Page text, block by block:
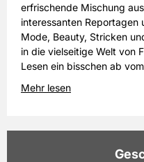
erfrischende Mischung
interessanten Reportagen
Mode, Beauty, Stricken
in die vielseitige Welt von
Lesen ein bisschen ab
Mehr lesen